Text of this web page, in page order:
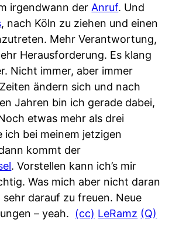
irgendwann der Anruf. Und
, nach Köln zu ziehen und einen
Mehr Verantwortung,
Herausforderung. Es klang
Nicht immer, aber immer
ändern sich und nach
Jahren bin ich gerade dabei,
etwas mehr als drei
ich bei meinem jetzigen
kommt der
. Vorstellen kann ich’s mir
Was mich aber nicht daran
darauf zu freuen. Neue
– yeah.
(cc) LeRamz (Q)